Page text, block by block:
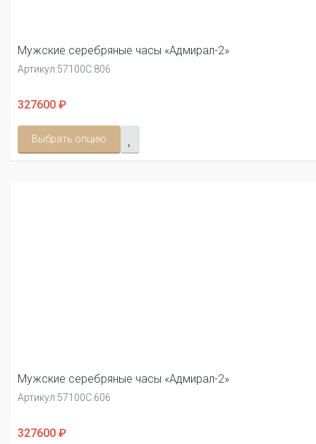
Мужские серебряные часы «Адмирал-2»
Артикул:57100С.806
327600 ₽
Выбрать опцию
Мужские серебряные часы «Адмирал-2»
Артикул:57100С.606
327600 ₽